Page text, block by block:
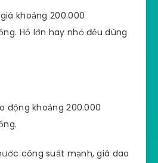
khoảng 200.000
Hồ lớn hay nhỏ đều dùng
động khoảng 200.000
công suất mạnh, giá dao